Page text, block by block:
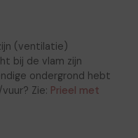
(ventilatie)
bij de vlam zijn
ondergrond hebt
Zie: Prieel met